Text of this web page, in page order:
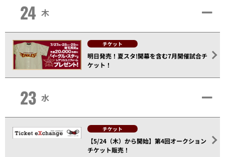
24 木
チケット
明日発売！夏スタ!開幕を含む7月開催試合チ
ケット！
23 水
チケット
【5/24（木）から開始】第4回オークション
チケット販売！